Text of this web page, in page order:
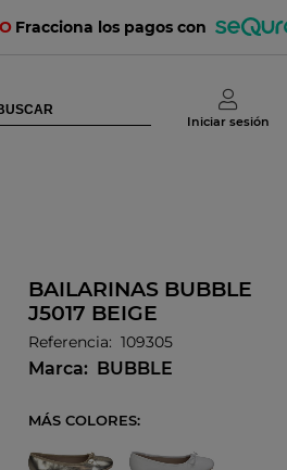
Fracciona los pagos con
Iniciar sesión
BAILARINAS BUBBLE
J5017 BEIGE
Referencia: 109305
Marca: BUBBLE
MÁS COLORES: